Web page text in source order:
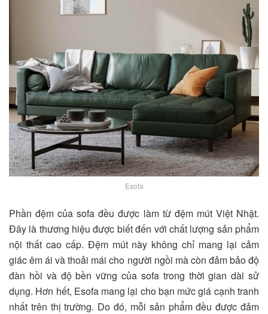
Esofa
Phần đệm của sofa đều được làm từ đệm mút Việt Nhật.
Đây là thương hiệu được biết đến với chất lượng sản phẩm
nội thất cao cấp. Đệm mút này không chỉ mang lại cảm
giác êm ái và thoải mái cho người ngồi mà còn đảm bảo độ
đàn hồi và độ bền vững của sofa trong thời gian dài sử
dụng. Hơn hết, Esofa mang lại cho bạn mức giá cạnh tranh
nhất trên thị trường. Do đó, mỗi sản phẩm đều được đảm